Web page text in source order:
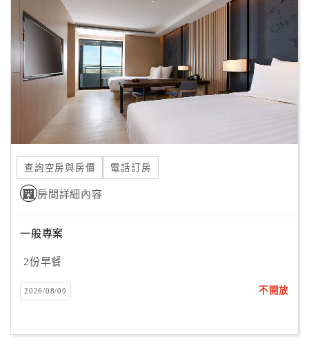
旅
伴
計
品
宣
傳
查詢空房與房價 電話訂房
房間詳細內容
一般專案
2份早餐
2026/08/09 不開放